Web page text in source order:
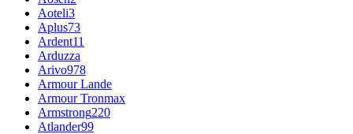
Aoteli3
Aplus73
Ardent11
Arduzza
Arivo978
Armour Lande
Armour Tronmax
Armstrong220
Atlander99